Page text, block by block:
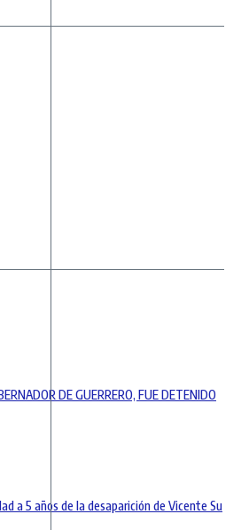
DE GUERRERO, FUE DETENIDO
a 5 años de la desaparición de Vicente Su